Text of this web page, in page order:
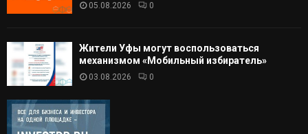
05.08.2026 0
Жители Уфы могут воспользоваться
механизмом «Мобильный избиратель»
03.08.2026 0